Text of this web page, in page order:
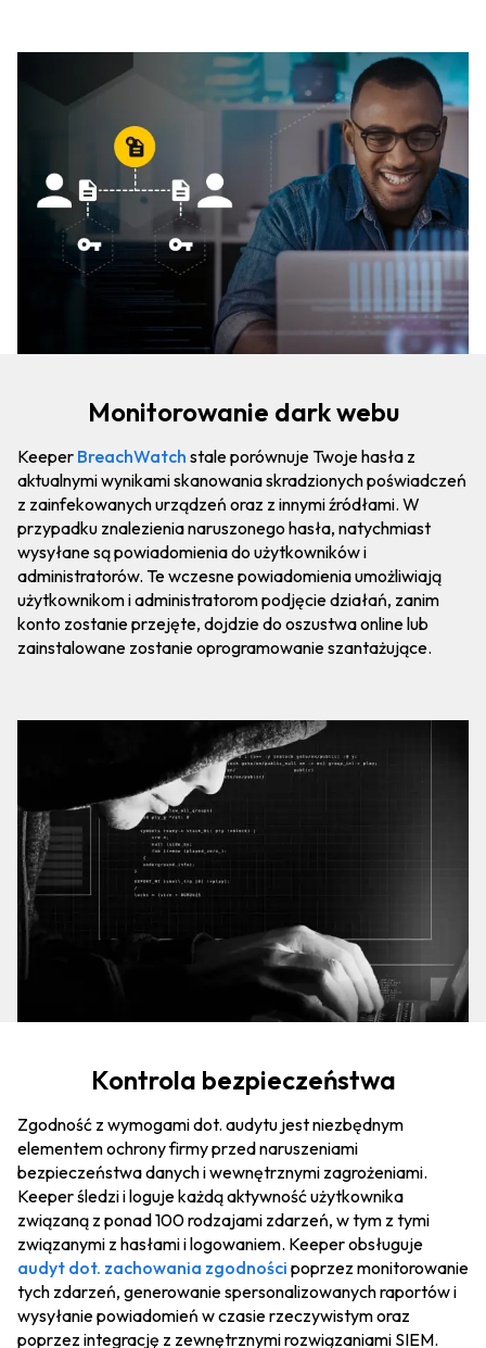
Monitorowanie dark webu
Keeper BreachWatch stale porównuje Twoje hasła z
aktualnymi wynikami skanowania skradzionych poświadczeń
z zainfekowanych urządzeń oraz z innymi źródłami. W
przypadku znalezienia naruszonego hasła, natychmiast
wysyłane są powiadomienia do użytkowników i
administratorów. Te wczesne powiadomienia umożliwiają
użytkownikom i administratorom podjęcie działań, zanim
konto zostanie przejęte, dojdzie do oszustwa online lub
zainstalowane zostanie oprogramowanie szantażujące.
Kontrola bezpieczeństwa
Zgodność z wymogami dot. audytu jest niezbędnym
elementem ochrony firmy przed naruszeniami
bezpieczeństwa danych i wewnętrznymi zagrożeniami.
Keeper śledzi i loguje każdą aktywność użytkownika
związaną z ponad 100 rodzajami zdarzeń, w tym z tymi
związanymi z hasłami i logowaniem. Keeper obsługuje
audyt dot. zachowania zgodności poprzez monitorowanie
tych zdarzeń, generowanie spersonalizowanych raportów i
wysyłanie powiadomień w czasie rzeczywistym oraz
poprzez integrację z zewnętrznymi rozwiązaniami SIEM.